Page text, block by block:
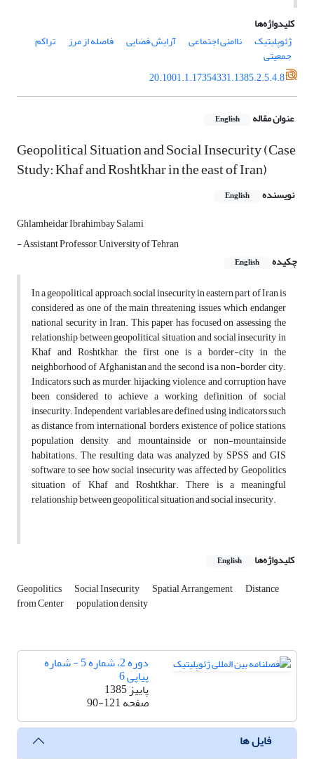
کلیدواژه‌ها
‌ژئوپلیتیک
ناامنی اجتماعی آرایش فضایی فاصله از مرز تراکم
جمعیتی
20.1001.1.17354331.1385.2.5.4.8
عنوان مقاله English
Geopolitical Situation and Social Insecurity (Case
Study: Khaf and Roshtkhar in the east of Iran)
نویسنده English
Ghlamheidar Ibrahimbay Salami
- Assistant Professor, University of Tehran
چکیده
English
In a geopolitical approach, social insecurity in eastern part of Iran is
considered as one of the main threatening issues which endanger
national security in Iran. This paper has focused on assessing the
relationship between geopolitical situation and social insecurity in
Khaf and Roshtkhar, the first one is a border-city in the
neighborhood of Afghanistan and the second is a non-border city.
Indicators such as murder, hijacking, violence, and corruption have
been considered to achieve a working definition of social
insecurity. Independent variables are defined using indicators such
as distance from international borders, existence of police stations,
population density, and mountainside or non-mountainside
habitations. The resulting data was analyzed by SPSS and GIS
software to see how social insecurity was affected by Geopolitics
situation of Khaf and Roshtkhar. There is a meaningful
relationship between geopolitical situation and social insecurity.
کلیدواژه‌ها English
Geopolitics Social Insecurity Spatial Arrangement Distance
from Center population density
دوره 2، شماره 5 - شماره
پیاپی 6
پاییز 1385
صفحه90-121
فایل ها